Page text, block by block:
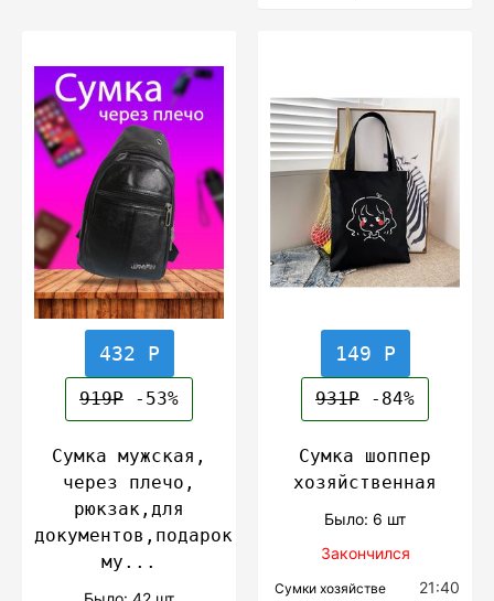
432 Р
919Р -53%
Сумка мужская,
через плечо,
рюкзак,для
документов,подарок
му...
149 Р
931Р -84%
Сумка шоппер
хозяйственная
Было: 6 шт
Закончился
Сумки хозяйстве 21:40